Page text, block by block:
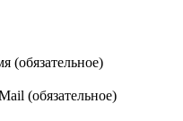
(обязательное)
(обязательное)